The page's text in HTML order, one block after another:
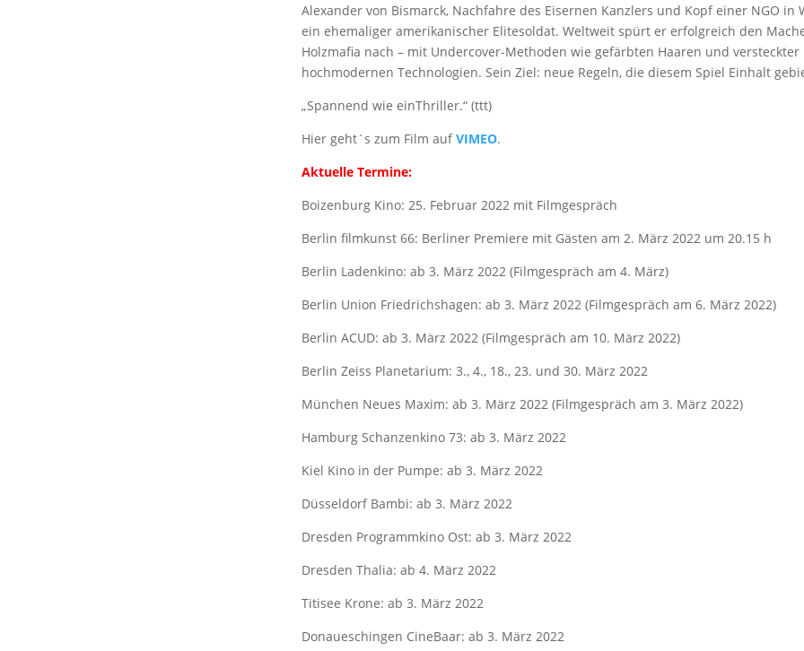
Alexander von Bismarck, Nachfahre des Eisernen Kanzlers und Kopf einer NGO in
ein ehemaliger amerikanischer Elitesoldat. Weltweit spürt er erfolgreich den
Holzmafia nach – mit Undercover-Methoden wie gefärbten Haaren und
hochmodernen Technologien. Sein Ziel: neue Regeln, die diesem Spiel Einhalt
„Spannend wie einThriller.“ (ttt)
Hier geht´s zum Film aufVIMEO.
Aktuelle Termine:
Boizenburg Kino: 25. Februar 2022 mit Filmgespräch
Berlin filmkunst 66: Berliner Premiere mit Gästen am 2. März 2022 um 20.15 h
Berlin Ladenkino: ab 3. März 2022 (Filmgespräch am 4. März)
Berlin Union Friedrichshagen: ab 3. März 2022 (Filmgespräch am 6. März 2022)
Berlin ACUD: ab 3. März 2022 (Filmgespräch am 10. März 2022)
Berlin Zeiss Planetarium: 3., 4., 18., 23. und 30. März 2022
München Neues Maxim: ab 3. März 2022 (Filmgespräch am 3. März 2022)
Hamburg Schanzenkino 73: ab 3. März 2022
Kiel Kino in der Pumpe: ab 3. März 2022
Düsseldorf Bambi: ab 3. März 2022
Dresden Programmkino Ost: ab 3. März 2022
Dresden Thalia: ab 4. März 2022
Titisee Krone: ab 3. März 2022
Donaueschingen CineBaar: ab 3. März 2022